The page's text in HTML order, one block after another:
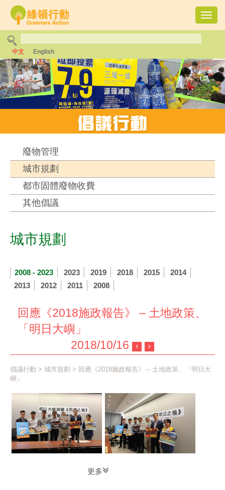
中文 English
廢物管理
城市規劃
都市固體廢物收費
其他倡議
城市規劃
2008 - 2023 2023 2019 2018 2015
2014
2013
2012 2011 2008
回應《2018施政報告》 – 土地政策、
「明日大嶼」
2018/10/16
倡議行動 > 城市規劃 > 回應《2018施政報告》 – 土地政策、「明日大
嶼」
更多